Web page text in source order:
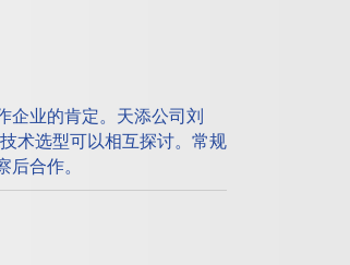
企业的肯定。天添公司刘
术选型可以相互探讨。常规
后合作。